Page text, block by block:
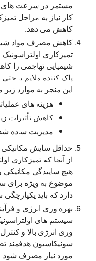
مستمر در سرعت های
کار نیاز به مراحل
کاهش می دهد.
کاهش مصرف مواد
تمیزکاری
شیمیایی تهاجمی را
پاک کننده ملایم یا
این منجر به موارد
هزینه های
کاهش تأثیرات
مدیریت ساده
حداقل سایش مکانیکی
از آنجا که تمیزکاری
هیچ ساییدگی
موضوع به ویژه برای
دارد که باید
بهره وری انرژی و
وری انرژی بالا و
سونیکاسیون هدفمند
مورد نیاز مصرف شود